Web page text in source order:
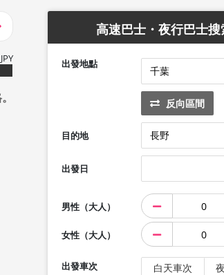
高速巴士・夜行巴士搜
出發地點
反向區間
目的地
出發日
男性（大人）
女性（大人）
出發車次 白天車次